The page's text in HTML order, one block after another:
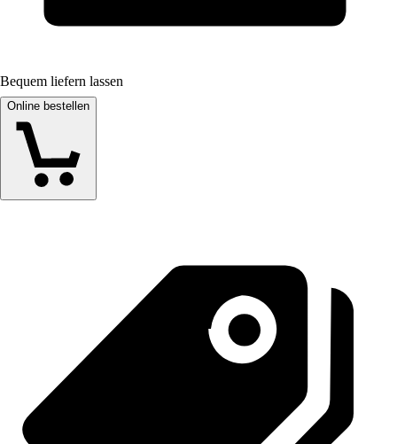
Bequem liefern lassen
Online bestellen